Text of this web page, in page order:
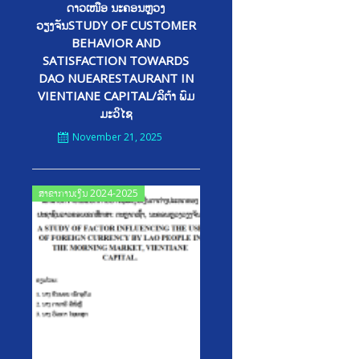
ດາວເໜືອ ນະຄອນຫຼວງ
ວຽງຈັນSTUDY OF CUSTOMER
BEHAVIOR AND
SATISFACTION TOWARDS
DAO NUEARESTAURANT IN
VIENTIANE CAPITAL/ລິຕ້າ ພົມ
ມະວິໄຊ
November 21, 2025
ສາຂາການເງິນ 2024-2025
Posted
on